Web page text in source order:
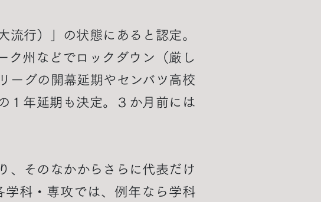
行）」の状態にあると認定。
ク州などでロックダウン（厳し
ーグの開幕延期やセンバツ高校
１年延期も決定。３か月前には
、そのなかからさらに代表だけ
科・専攻では、例年なら学科